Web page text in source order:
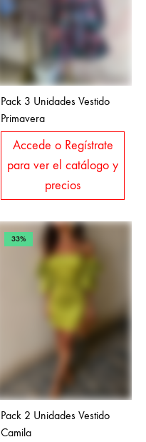
Pack 3 Unidades Vestido
Primavera
Accede o Regístrate
para ver el catálogo y
precios
33%
Pack 2 Unidades Vestido
Camila